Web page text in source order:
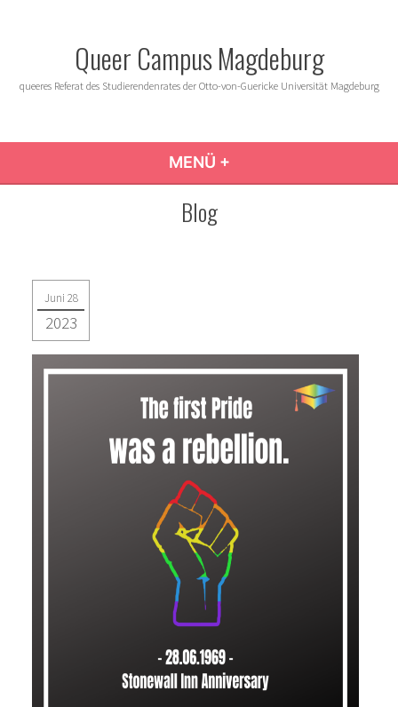
Queer Campus Magdeburg
queeres Referat des Studierendenrates der Otto-von-Guericke Universität Magdeburg
MENÜ +
Blog
Juni 28
2023